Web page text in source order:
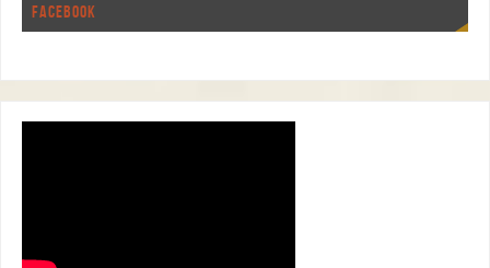
FACEBOOK